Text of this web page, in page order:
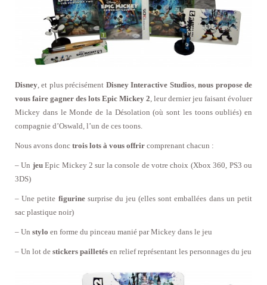
Disney, et plus précisément Disney Interactive Studios,nous propose de
vous faire gagner des lots Epic Mickey 2, leur dernier jeu faisant évoluer
Mickey dans le Monde de la Désolation (où sont les toons oubliés) en
compagnie d’Oswald, l’un de ces toons.
Nous avons donc trois lots à vous offrir comprenant chacun :
– Un jeuEpic Mickey 2 sur la console de votre choix (Xbox 360, PS3 ou
3DS)
– Une petite figurinesurprise du jeu (elles sont emballées dans un petit
sac plastique noir)
– Un stylo en forme du pinceau manié par Mickey dans le jeu
– Un lot de stickers pailletés en relief représentant les personnages du jeu